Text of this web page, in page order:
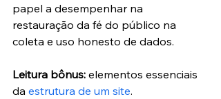
papel a desempenhar na
restauração da fé do público na
coleta e uso honesto de dados.
Leitura bônus: elementos essenciais
da estrutura de um site.